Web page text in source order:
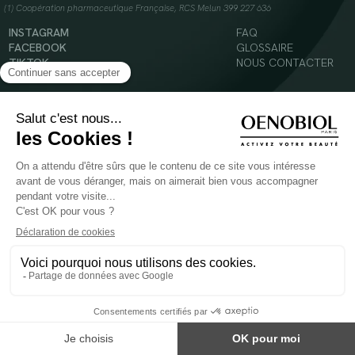
(1) Coopération pharmaceutique Française, RCS Melun 399 227 636
INSTAGRAM
FACEBOOK
TIKTOK
YOUTUBE
FAQ
GLOSSAIRE
NOUS CONTACTER
© 2024 Oenobiol Paris
Mentions légales
Politique en matière de cookies
POUR VOTRE SANTÉ, MANGEZ AU MOINS CINQ FRUITS ET LÉGUMES PAR JOUR -
Les complément alimentaires doivent être utilisés dans le cadre d'un mode de vie sain et
ne pas être utilisés comme substituts d'un régimes alimentaire varié et équilibré.